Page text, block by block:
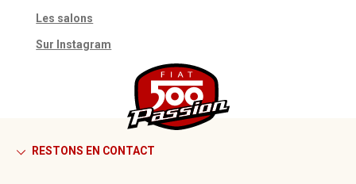
Les salons
Sur Instagram
RESTONS EN CONTACT